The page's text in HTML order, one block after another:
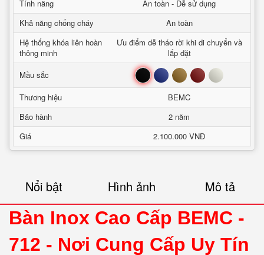
Tính năng
An toàn - Dễ sử dụng
Khả năng chống cháy
An toàn
Hệ thống khóa liên hoàn
thông minh
Ưu điểm dễ tháo rời khi di chuyển và
lắp đặt
Mầu sắc
Đen Xanh Nâu Đỏ Trắng
Thương hiệu
BEMC
Bảo hành
2 năm
Giá
2.100.000 VNĐ
Nổi bật Hình ảnh Mô tả
Bàn Inox Cao Cấp BEMC -
712 - Nơi Cung Cấp Uy Tín